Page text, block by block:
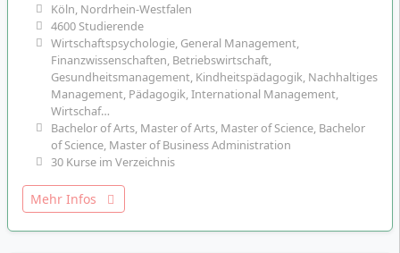
Köln, Nordrhein-Westfalen
4600 Studierende
Wirtschaftspsychologie, General Management,
Finanzwissenschaften, Betriebswirtschaft,
Gesundheitsmanagement, Kindheitspädagogik, Nachhaltiges
Management, Pädagogik, International Management,
Wirtschaf…
Bachelor of Arts, Master of Arts, Master of Science, Bachelor
of Science, Master of Business Administration
30 Kurse im Verzeichnis
Mehr Infos